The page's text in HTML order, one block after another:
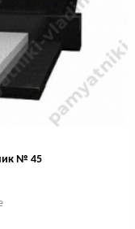
№ 45